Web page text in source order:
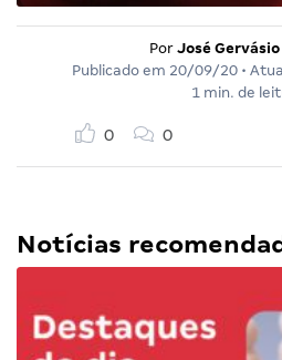
Por José
Publicado em 20/09/20 •
1 min. de
0 0
Notícias